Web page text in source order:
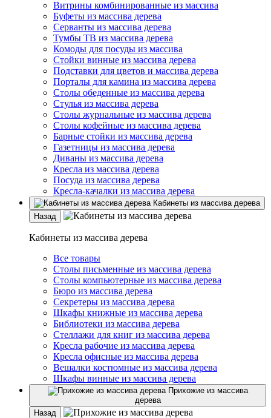
Витрины комбинированные из массива
Буфеты из массива дерева
Серванты из массива дерева
Тумбы ТВ из массива дерева
Комоды для посуды из массива
Стойки винные из массива дерева
Подставки для цветов и массива дерева
Порталы для камина из массива дерева
Столы обеденные из массива дерева
Стулья из массива дерева
Столы журнальные из массива дерева
Столы кофейные из массива дерева
Барные стойки из массива дерева
Газетницы из массива дерева
Диваны из массива дерева
Кресла из массива дерева
Посуда из массива дерева
Кресла-качалки из массива дерева
Кабинеты из массива дерева
Назад
Кабинеты из массива дерева
Все товары
Столы письменные из массива дерева
Столы компьютерные из массива дерева
Бюро из массива дерева
Секретеры из массива дерева
Шкафы книжные из массива дерева
Библиотеки из массива дерева
Стеллажи для книг из массива дерева
Кресла рабочие из массива дерева
Кресла офисные из массива дерева
Вешалки костюмные из массива дерева
Шкафы винные из массива дерева
Прихожие из массива
дерева
Назад